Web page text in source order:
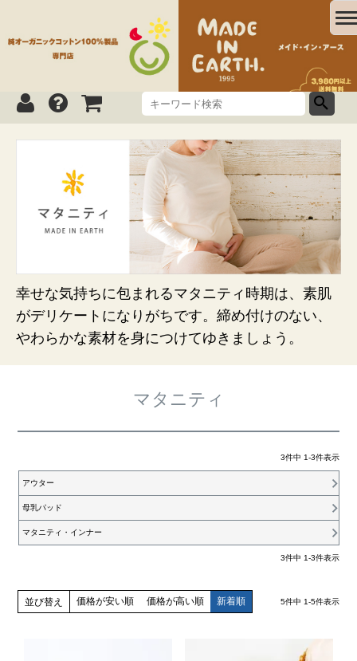
幸せな気持ちに包まれるマタニティ時期は、素肌
がデリケートになりがちです。締め付けのない、
やわらかな素材を身につけてゆきましょう。
マタニティ
3件中 1-3件表示
アウター
母乳パッド
マタニティ・インナー
3件中 1-3件表示
並び替え 価格が安い順 価格が高い順 新着順 5件中 1-5件表示